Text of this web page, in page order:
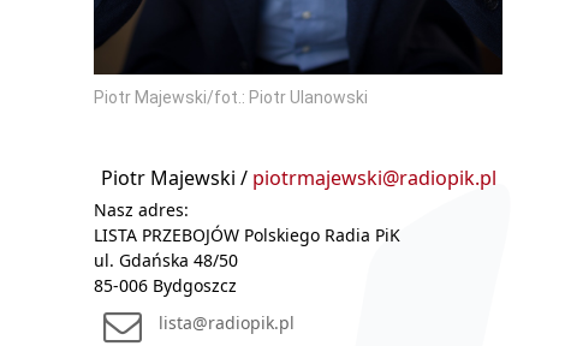
Piotr Majewski/fot.: Piotr Ulanowski
Piotr Majewski / piotrmajewski@radiopik.pl
Nasz adres:
LISTA PRZEBOJÓW Polskiego Radia PiK
ul. Gdańska 48/50
85-006 Bydgoszcz
lista@radiopik.pl